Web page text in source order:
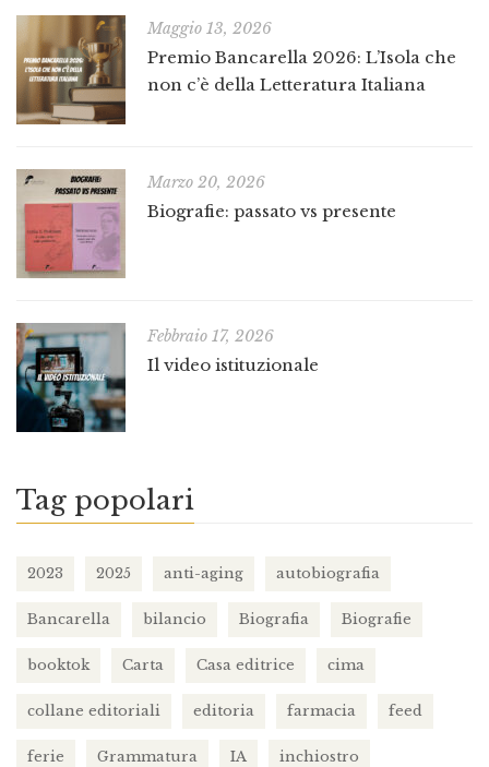
Maggio 13, 2026
Premio Bancarella 2026: L’Isola che
non c’è della Letteratura Italiana
Marzo 20, 2026
Biografie: passato vs presente
Febbraio 17, 2026
Il video istituzionale
Tag popolari
2023 2025 anti-aging autobiografia
Bancarella bilancio Biografia Biografie
booktok Carta Casa editrice cima
collane editoriali editoria farmacia feed
ferie Grammatura IA inchiostro